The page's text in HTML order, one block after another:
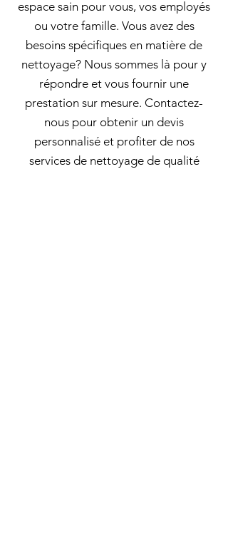
espace sain pour vous, vos employés
ou votre famille. Vous avez des
besoins spécifiques en matière de
nettoyage? Nous sommes là pour y
répondre et vous fournir une
prestation sur mesure. Contactez-
nous pour obtenir un devis
personnalisé et profiter de nos
services de nettoyage de qualité